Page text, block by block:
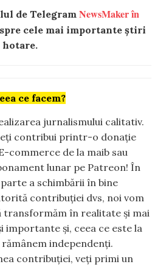
de Telegram NewsMaker în
cele mai importante știri
hotare.
ce facem?
jurnalismului calitativ.
contribui printr-o donație
commerce de la maib sau
lunar pe Patreon! În
a schimbării în bine
contribuției dvs, noi vom
transformăm în realitate și mai
importante și, ceea ce este la
independenți.
contribuției, veți primi un